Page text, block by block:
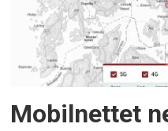
Mobilnettet